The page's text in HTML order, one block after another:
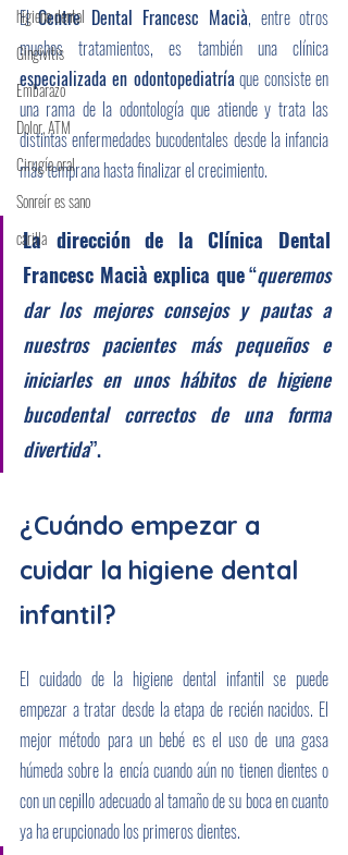
higiene dental
Gingivitis
Embarazo
Dolor, ATM
Cirugía oral
Sonreír es sano
carilla
El Centre Dental Francesc Macià, entre otros
especializada en odontopediatría que consiste en
una rama de la odontología que atiende y trata las
distintas enfermedades bucodentales desde la infancia
más temprana hasta finalizar el crecimiento.
​La dirección de la Clínica Dental
Francesc Macià explica que “queremos
dar los mejores consejos y pautas a
nuestros pacientes más pequeños e
iniciarles en unos hábitos de higiene
bucodental correctos de una forma
divertida”.
¿Cuándo empezar a
cuidar la higiene dental
infantil?
El cuidado de la higiene dental infantil se puede
empezar a tratar desde la etapa de recién nacidos. El
mejor método para un bebé es el uso de una gasa
húmeda sobre la encía cuando aún no tienen dientes o
con un cepillo adecuado al tamaño de su boca en cuanto
ya ha erupcionado los primeros dientes.